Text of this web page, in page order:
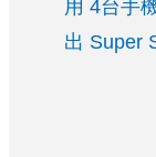
用 4台手
出 Super